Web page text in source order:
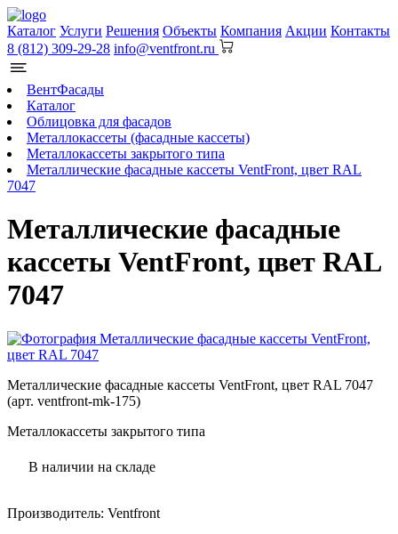
Каталог Услуги Решения Объекты Компания Акции Контакты
8 (812) 309-29-28 info@ventfront.ru
ВентФасады
Каталог
Облицовка для фасадов
Металлокассеты (фасадные кассеты)
Металлокассеты закрытого типа
Металлические фасадные кассеты VentFront, цвет RAL
7047
Металлические фасадные
кассеты VentFront, цвет RAL
7047
Металлические фасадные кассеты VentFront, цвет RAL 7047
(арт. ventfront-mk-175)
Металлокассеты закрытого типа
В наличии на складе
Производитель: Ventfront